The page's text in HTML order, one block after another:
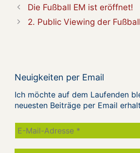
Die Fußball EM ist eröffnet!
2. Public Viewing der
Neuigkeiten per Email
Ich möchte auf dem Laufenden
neuesten Beiträge per Email